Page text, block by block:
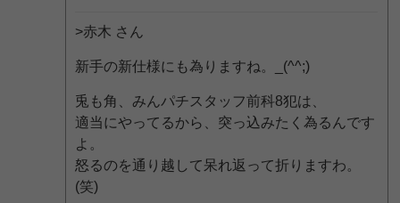
>赤木 さん
新手の新仕様にも為りますね。_(^^;)ゞ
兎も角、みんパチスタッフ前科8犯は、
適当にやってるから、突っ込みたく為るんです
よ。
怒るのを通り越して呆れ返って折りますわ。
(笑)